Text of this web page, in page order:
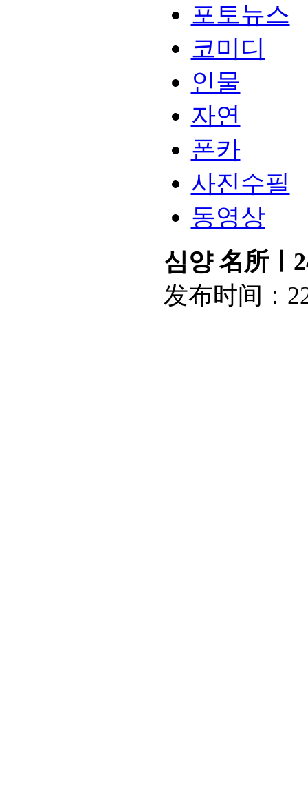
포토뉴스
코미디
인물
자연
폰카
사진수필
동영상
심양 名所ㅣ
发布时间：